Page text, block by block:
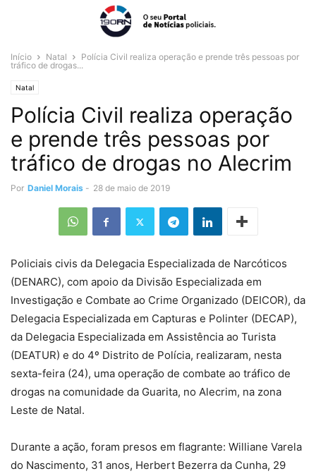
Início Natal
Polícia Civil realiza operação e prende três pessoas por
tráfico de drogas...
Natal
Polícia Civil realiza operação
e prende três pessoas por
tráfico de drogas no Alecrim
Por Daniel Morais - 28 de maio de 2019
Policiais civis da Delegacia Especializada de Narcóticos
(DENARC), com apoio da Divisão Especializada em
Investigação e Combate ao Crime Organizado (DEICOR), da
Delegacia Especializada em Capturas e Polinter (DECAP),
da Delegacia Especializada em Assistência ao Turista
(DEATUR) e do 4º Distrito de Polícia, realizaram, nesta
sexta-feira (24), uma operação de combate ao tráfico de
drogas na comunidade da Guarita, no Alecrim, na zona
Leste de Natal.
Durante a ação, foram presos em flagrante: Williane Varela
do Nascimento, 31 anos, Herbert Bezerra da Cunha, 29